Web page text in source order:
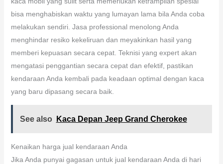
bisa menghabiskan waktu yang lumayan lama bila Anda coba
melakukan sendiri. Jasa professional menolong Anda
menghindar resiko kekeliruan dan meyakinkan hasil yang
memberi kepuasan secara cepat. Teknisi yang expert akan
mengatasi penggantian secara cepat dan efektif, pastikan
kendaraan Anda kembali pada keadaan optimal dengan kaca
yang baru dipasang secara baik.
See also Kaca Depan Jeep Grand Cherokee
Kenaikan harga jual kendaraan Anda
Jika Anda punyai gagasan untuk jual kendaraan Anda di hari